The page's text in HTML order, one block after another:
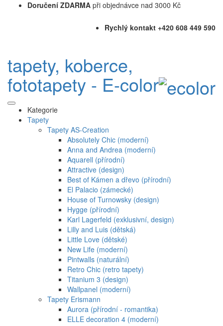
Doručení ZDARMA při objednávce nad 3000 Kč
Rychlý kontakt +420 608 449 590
tapety, koberce,
fototapety - E-color
Kategorie
Tapety
Tapety AS-Creation
Absolutely Chic (moderní)
Anna and Andrea (moderní)
Aquarell (přírodní)
Attractive (design)
Best of Kámen a dřevo (přírodní)
El Palacio (zámecké)
House of Turnowsky (design)
Hygge (přírodní)
Karl Lagerfeld (exklusivní, design)
Lilly and Luis (dětská)
Little Love (dětské)
New Life (moderní)
Pintwalls (naturální)
Retro Chic (retro tapety)
Titanium 3 (design)
Wallpanel (moderní)
Tapety Erismann
Aurora (přírodní - romantika)
ELLE decoration 4 (moderní)